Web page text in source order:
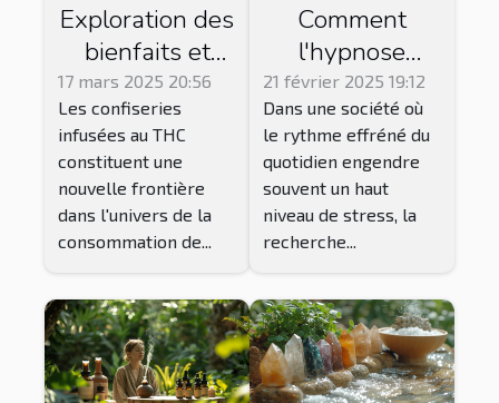
Exploration des
bienfaits et
précautions des
bonbons au
THC
17 mars 2025 20:56
Les confiseries
infusées au THC
constituent une
nouvelle frontière
dans l'univers de la
consommation de...
Comment
l'hypnose
Ericksonienne
peut faciliter la
gestion du
stress
quotidien
21 février 2025 19:12
Dans une société où
le rythme effréné du
quotidien engendre
souvent un haut
niveau de stress, la
recherche...